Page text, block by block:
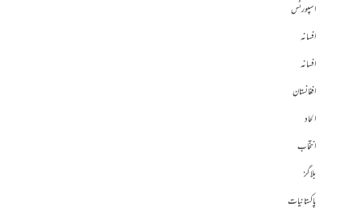
اسپورٹس
افسانہ
افسانہ
افغانستان
الحاد
انتخاب
بلاگز
پاکستانیات